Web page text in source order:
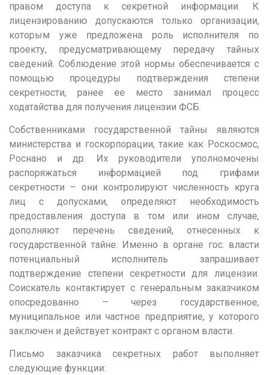
правом доступа к секретной информации. К
лицензированию допускаются только организации,
которым уже предложена роль исполнителя по
проекту, предусматривающему передачу тайных
сведений. Соблюдение этой нормы обеспечивается с
помощью процедуры подтверждения степени
секретности, ранее ее место занимал процесс
ходатайства для получения лицензии ФСБ.
Собственниками государственной тайны являются
министерства и госкорпорации, такие как Роскосмос,
Роснано и др. Их руководители уполномочены
распоряжаться информацией под грифами
секретности – они контролируют численность круга
лиц с допусками, определяют необходимость
предоставления доступа в том или ином случае,
дополняют перечень сведений, отнесенных к
государственной тайне. Именно в органе гос. власти
потенциальный исполнитель запрашивает
подтверждение степени секретности для лицензии.
Соискатель контактирует с генеральным заказчиком
опосредованно – через государственное,
муниципальное или частное предприятие, у которого
заключен и действует контракт с органом власти.
Письмо заказчика секретных работ выполняет
следующие функции:
Калининград
Калуга
Кемерово
Киров
Краснодар
Красноярск
Курган
Курск
Л
Липецк
М
Магнитогорск
Махачкала
Мурманск
Н
Набережные Челны
Нижний Тагил